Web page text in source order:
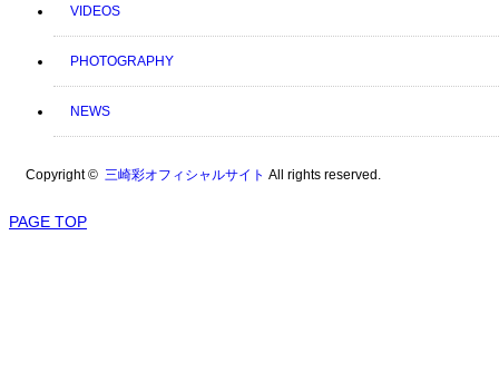
VIDEOS
PHOTOGRAPHY
NEWS
Copyright © 三崎彩オフィシャルサイト All rights reserved.
PAGE TOP